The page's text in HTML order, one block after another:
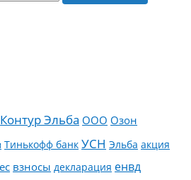
Контур Эльба ООО Озон
Тинькофф банк УСН Эльба акция
взносы декларация енвд